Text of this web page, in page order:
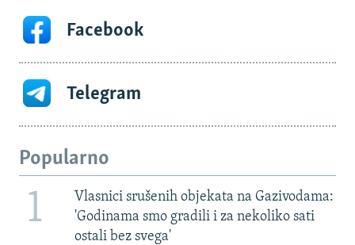
Facebook
Telegram
Popularno
1
Vlasnici srušenih objekata na Gazivodama:
'Godinama smo gradili i za nekoliko sati
ostali bez svega'